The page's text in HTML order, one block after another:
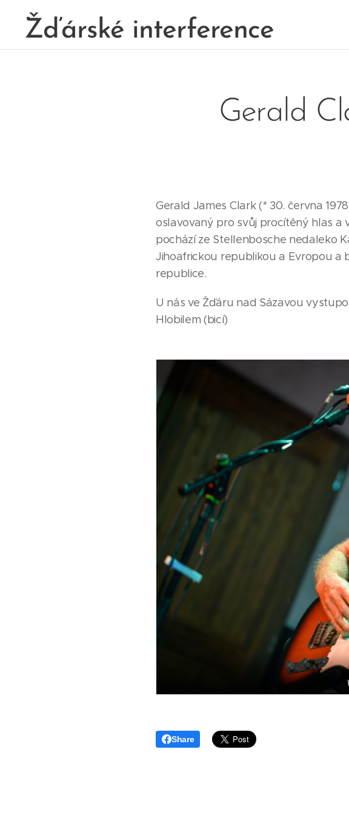
Žďárské interference
Gerald
Gerald James Clark (* 30. června
oslavovaný pro svůj procítěný hlas a
pochází ze Stellenbosche nedaleko
Jihoafrickou republikou a Evropou a
republice.
U nás ve Žďáru nad Sázavou
Hlobilem (bicí)
Share